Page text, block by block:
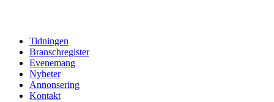
Tidningen
Branschregister
Evenemang
Nyheter
Annonsering
Kontakt